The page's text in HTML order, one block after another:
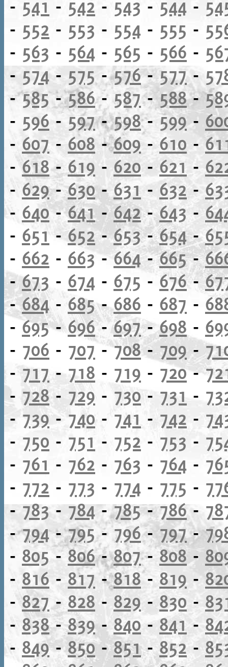
- 541 - 542 - 543 - 544 -
- 552 - 553 - 554 - 555 -
- 563 - 564 - 565 - 566 -
- 574 - 575-576-577-
-585-586- 587-588-
- 596 - 597-598- 599-
- 607- 608 -609-610 -
-618-619 - 620 - 621 -
- 629-630- 631- 632 -
- 640-641-642-643-
- 651 -652-653-654-
- 662 - 663-664-665-
-673 - 674 - 675 - 676-
-684 -685-686 - 687 -
-695-696-697-698 -
- 706 - 707 -708- 709-
-717 - 718 - 719 - 720-
-728- 729 - 730- 731 -
-739-740 - 741 - 742 -
- 750 - 751 - 752 - 753 -
- 761 - 762 - 763 - 764 -
- 772 - 773 - 774 - 775 -
-783-784-785-786-
-794-795-796-797-
- 805 -806-807-808-
- 816- 817 -818-819 -
-827-828 - 829 - 830 -
- 838-839-840 - 841 -
- 849-850-851- 852-